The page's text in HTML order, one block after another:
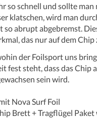
so schnell und sollte man
klatschen, wird man
so abrupt abgebremst.
das nur auf dem Chip
der Foilsport uns
fest steht, dass das Chip
sein wird.
Nova Surf Foil
Brett + Tragflügel